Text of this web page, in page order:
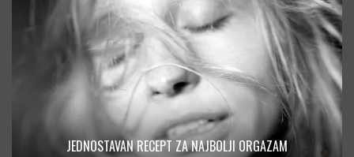
JEDNOSTAVAN RECEPT ZA NAJBOLJI ORGAZAM